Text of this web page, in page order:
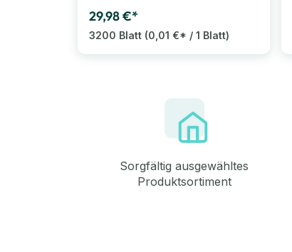
29,98 €*
3200 Blatt (0,01 €* / 1 Blatt)
Sorgfältig ausgewähltes
Produktsortiment